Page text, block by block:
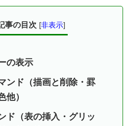
事の目次 [非表示]
の表示
ンド（描画と削除・罫
他）
ド（表の挿入・グリッ